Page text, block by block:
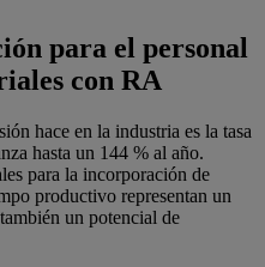
para el personal
con RA
hace en la industria es la tasa
hasta un 144 % al año.
para la incorporación de
productivo representan un
un potencial de